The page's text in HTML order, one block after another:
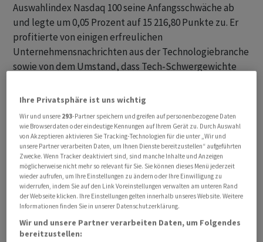
Auswahlindex Nasdaq 100 seine Anfangsschwäche ab
und legte um 0,05 Prozent auf 15 216,80 Punkte zu. Er
profitierte von einigen erfreulichen
Unternehmensnachrichten aus der Technologiebranche
sowie von dem Umstand, dass Tech-Schwergewichte
"Independence Day" kein Börsenhandel in den USA
stattgefunden. Im verkürzten Handel zu Wochenbeginn
waren die Indizes mit minimalen Gewinnen in die zweite
Jahreshälfte gestartet, nachdem das erste Halbjahr
teils spektakulär zu Ende gegangen war - unter
anderem mit einem rekordhohen Kursanstieg des
Nasdaq 100.
Ihre Privatsphäre ist uns wichtig
Wir und unsere 293-Partner speichern und greifen auf personenbezogene Daten
wie Browserdaten oder eindeutige Kennungen auf Ihrem Gerät zu. Durch Auswahl
von Akzeptieren aktivieren Sie Tracking-Technologien für die unter „Wir und
unsere Partner verarbeiten Daten, um Ihnen Dienste bereitzustellen“ aufgeführten
Zwecke. Wenn Tracker deaktiviert sind, sind manche Inhalte und Anzeigen
möglicherweise nicht mehr so relevant für Sie. Sie können dieses Menü jederzeit
wieder aufrufen, um Ihre Einstellungen zu ändern oder Ihre Einwilligung zu
widerrufen, indem Sie auf den Link Voreinstellungen verwalten am unteren Rand
der Webseite klicken. Ihre Einstellungen gelten innerhalb unseres Website. Weitere
Informationen finden Sie in unserer Datenschutzerklärung.
Wir und unsere Partner verarbeiten Daten, um Folgendes
bereitzustellen: